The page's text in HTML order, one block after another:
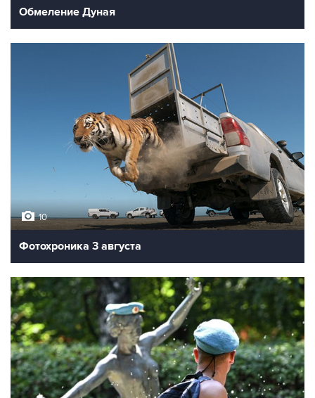
Обмеление Дуная
10
Фотохроника 3 августа